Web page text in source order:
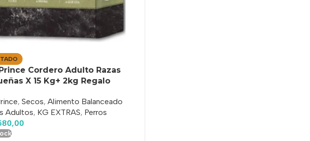
Cordero Adulto Razas
X 15 Kg+ 2kg Regalo
, Secos, Alimento Balanceado
Adultos, KG EXTRAS, Perros